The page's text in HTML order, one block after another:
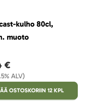
kulho 80cl,
muoto
€
ALV)
OSTOSKORIIN 12 KPL